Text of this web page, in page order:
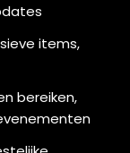
items,
bereiken,